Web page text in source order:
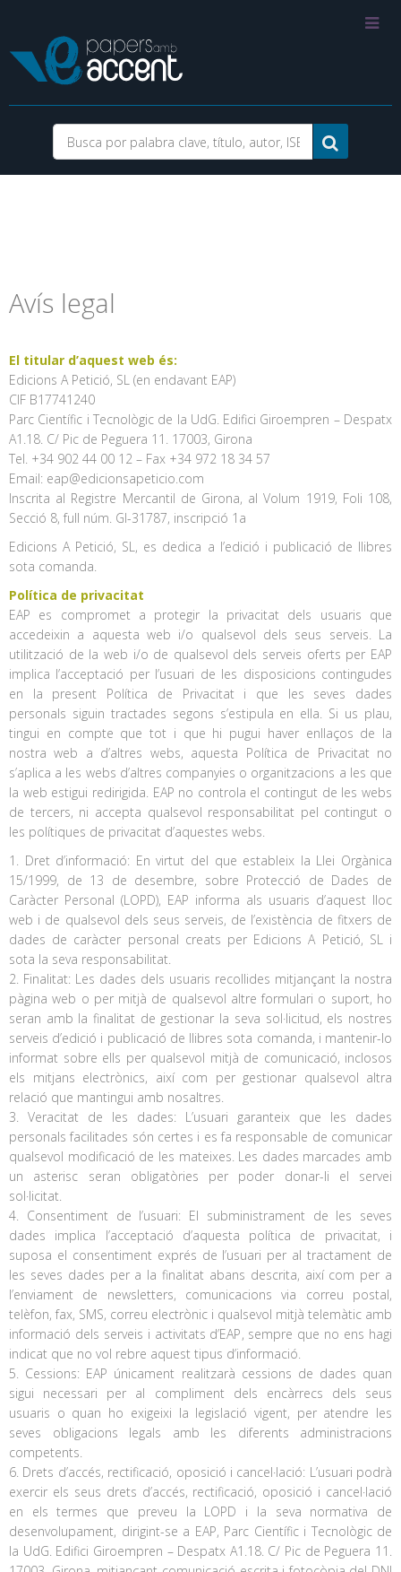
Avís legal
El titular d’aquest web és:
Edicions A Petició, SL (en endavant EAP)
CIF B17741240
Parc Científic i Tecnològic de la UdG. Edifici Giroempren – Despatx
A1.18. C/ Pic de Peguera 11. 17003, Girona
Tel. +34 902 44 00 12 – Fax +34 972 18 34 57
Email: eap@edicionsapeticio.com
Inscrita al Registre Mercantil de Girona, al Volum 1919, Foli 108,
Secció 8, full núm. GI-31787, inscripció 1a
Edicions A Petició, SL, es dedica a l’edició i publicació de llibres
sota comanda.
Política de privacitat
EAP es compromet a protegir la privacitat dels usuaris que
accedeixin a aquesta web i/o qualsevol dels seus serveis. La
utilització de la web i/o de qualsevol dels serveis oferts per EAP
implica l’acceptació per l’usuari de les disposicions contingudes
en la present Política de Privacitat i que les seves dades
personals siguin tractades segons s’estipula en ella. Si us plau,
tingui en compte que tot i que hi pugui haver enllaços de la
nostra web a d’altres webs, aquesta Política de Privacitat no
s’aplica a les webs d’altres companyies o organitzacions a les que
la web estigui redirigida. EAP no controla el contingut de les webs
de tercers, ni accepta qualsevol responsabilitat pel contingut o
les polítiques de privacitat d’aquestes webs.
1. Dret d’informació: En virtut del que estableix la Llei Orgànica
15/1999, de 13 de desembre, sobre Protecció de Dades de
Caràcter Personal (LOPD), EAP informa als usuaris d’aquest lloc
web i de qualsevol dels seus serveis, de l’existència de fitxers de
dades de caràcter personal creats per Edicions A Petició, SL i
sota la seva responsabilitat.
2. Finalitat: Les dades dels usuaris recollides mitjançant la nostra
pàgina web o per mitjà de qualsevol altre formulari o suport, ho
seran amb la finalitat de gestionar la seva sol·licitud, els nostres
serveis d’edició i publicació de llibres sota comanda, i mantenir-lo
informat sobre ells per qualsevol mitjà de comunicació, inclosos
els mitjans electrònics, així com per gestionar qualsevol altra
relació que mantingui amb nosaltres.
3. Veracitat de les dades: L’usuari garanteix que les dades
personals facilitades són certes i es fa responsable de comunicar
qualsevol modificació de les mateixes. Les dades marcades amb
un asterisc seran obligatòries per poder donar-li el servei
sol·licitat.
4. Consentiment de l’usuari: El subministrament de les seves
dades implica l’acceptació d’aquesta política de privacitat, i
suposa el consentiment exprés de l’usuari per al tractament de
les seves dades per a la finalitat abans descrita, així com per a
l’enviament de newsletters, comunicacions via correu postal,
telèfon, fax, SMS, correu electrònic i qualsevol mitjà telemàtic amb
informació dels serveis i activitats d’EAP, sempre que no ens hagi
indicat que no vol rebre aquest tipus d’informació.
5. Cessions: EAP únicament realitzarà cessions de dades quan
sigui necessari per al compliment dels encàrrecs dels seus
usuaris o quan ho exigeixi la legislació vigent, per atendre les
seves obligacions legals amb les diferents administracions
competents.
6. Drets d’accés, rectificació, oposició i cancel·lació: L’usuari podrà
exercir els seus drets d’accés, rectificació, oposició i cancel·lació
en els termes que preveu la LOPD i la seva normativa de
desenvolupament, dirigint-se a EAP, Parc Científic i Tecnològic de
la UdG. Edifici Giroempren – Despatx A1.18. C/ Pic de Peguera 11.